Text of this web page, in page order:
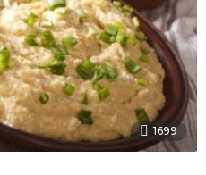
1699